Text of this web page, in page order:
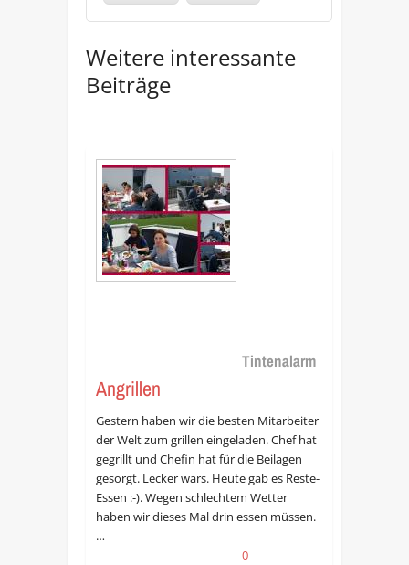
Weitere interessante
Beiträge
Tintenalarm
Angrillen
Gestern haben wir die besten Mitarbeiter
der Welt zum grillen eingeladen. Chef hat
gegrillt und Chefin hat für die Beilagen
gesorgt. Lecker wars. Heute gab es Reste-
Essen :-). Wegen schlechtem Wetter
haben wir dieses Mal drin essen müssen.
…
0